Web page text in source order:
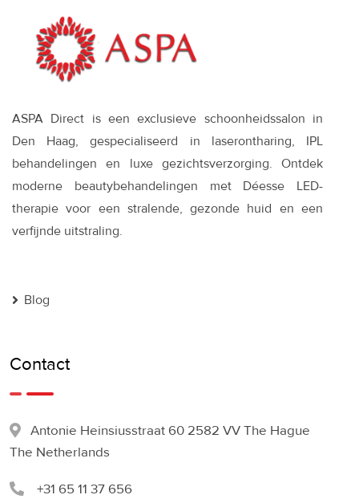
ASPA Direct is een exclusieve schoonheidssalon in
Den Haag, gespecialiseerd in laserontharing, IPL
behandelingen en luxe gezichtsverzorging. Ontdek
moderne beautybehandelingen met Déesse LED-
therapie voor een stralende, gezonde huid en een
verfijnde uitstraling.
Blog
Contact
Antonie Heinsiusstraat 60 2582 VV The Hague
The Netherlands
+31 65 11 37 656